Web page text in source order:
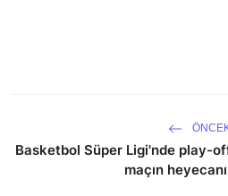
Basketbol Süper Ligi'nde play-
maçın